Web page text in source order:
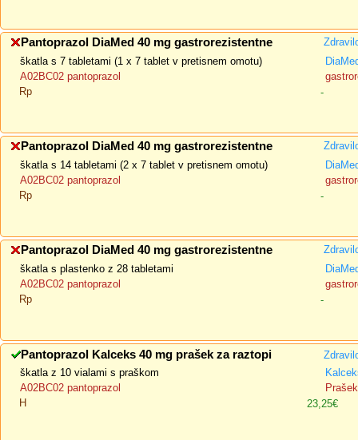
Pantoprazol DiaMed 40 mg gastrorezistentne
škatla s 7 tabletami (1 x 7 tablet v pretisnem omotu)
A02BC02 pantoprazol
Rp
-
Pantoprazol DiaMed 40 mg gastrorezistentne
škatla s 14 tabletami (2 x 7 tablet v pretisnem omotu)
A02BC02 pantoprazol
Rp
-
Pantoprazol DiaMed 40 mg gastrorezistentne
škatla s plastenko z 28 tabletami
A02BC02 pantoprazol
Rp
-
Pantoprazol Kalceks 40 mg prašek za raztopi
škatla z 10 vialami s praškom
A02BC02 pantoprazol
H
23,25€